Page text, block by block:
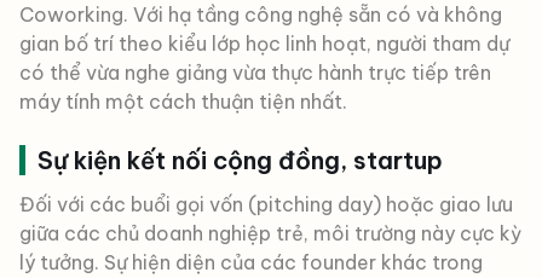
Coworking. Với hạ tầng công nghệ sẵn có và không
gian bố trí theo kiểu lớp học linh hoạt, người tham dự
có thể vừa nghe giảng vừa thực hành trực tiếp trên
máy tính một cách thuận tiện nhất.
Sự kiện kết nối cộng đồng, startup
Đối với các buổi gọi vốn (pitching day) hoặc giao lưu
giữa các chủ doanh nghiệp trẻ, môi trường này cực kỳ
lý tưởng. Sự hiện diện của các founder khác trong